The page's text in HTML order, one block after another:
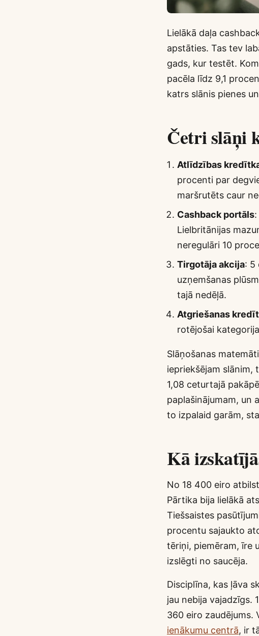
Lielākā daļa
apstāties. Tas tev
gads, kur testēt.
pacēla līdz 9,1
katrs slānis pienes
Četri slāņi
Atlīdzības
procenti par
maršrutēts caur
Cashback portāls
Lielbritānijas
neregulāri 10
Tirgotāja akcija: 5
uzņemšanas
tajā nedēļā.
Atgriešanas
rotējošai
Slāņošanas
iepriekšējam
1,08 ceturtajā
paplašinājumam, un
to izpalaid garām,
Kā
No 18 400 eiro
Pārtika bija lielākā
Tiešsaistes
procentu sajaukto
tēriņi, piemēram, īre
izslēgti no saucēja.
Disciplīna, kas ļāva
jau nebija vajadzīgs.
360 eiro zaudējums.
ienākumu centrā, ir